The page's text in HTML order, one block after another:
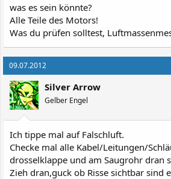
was es sein könnte?
Alle Teile des Motors!
Was du prüfen solltest,
09.07.2012
Silver Arrow
Gelber Engel
Ich tippe mal auf Falschluft.
Checke mal alle Kabel/Leitungen/
drosselklappe und am Saugrohr dran
Zieh dran,guck ob Risse sichtbar sind